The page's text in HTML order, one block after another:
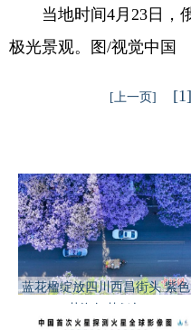
当地时间4月23日，
极光景观。图/视觉中国
[上一页] [1]
蓝花楹绽放四川西昌街头 紫色